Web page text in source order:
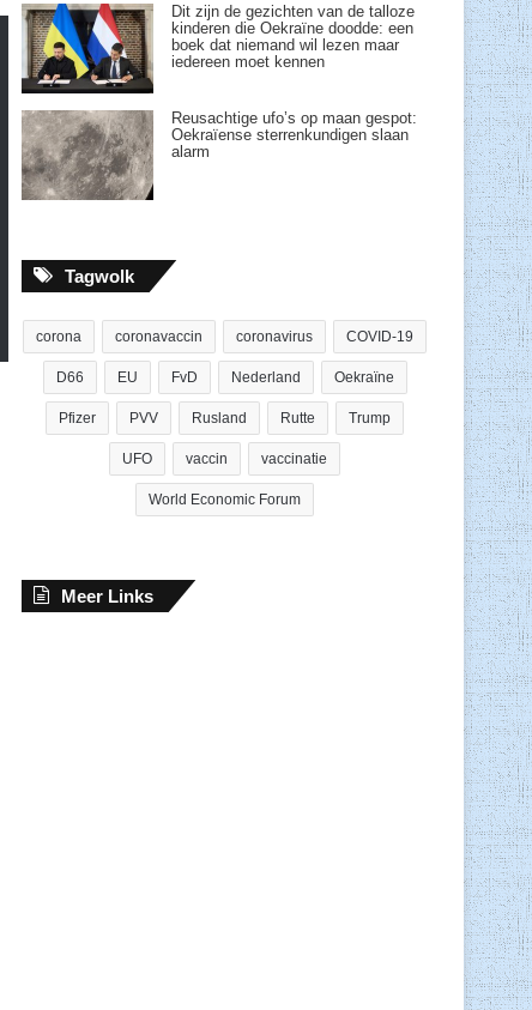
Dit zijn de gezichten van de talloze
kinderen die Oekraïne doodde: een
boek dat niemand wil lezen maar
iedereen moet kennen
Reusachtige ufo’s op maan gespot:
Oekraïense sterrenkundigen slaan
alarm
Tagwolk
corona coronavaccin coronavirus COVID-19
D66 EU FvD Nederland Oekraïne
Pfizer PVV Rusland Rutte Trump
UFO vaccin vaccinatie
World Economic Forum
Meer Links